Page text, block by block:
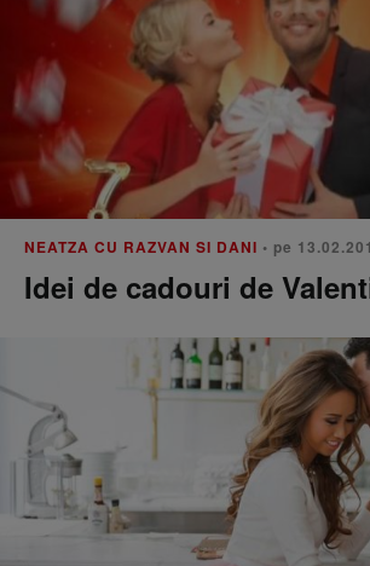
NEATZA CU RAZVAN SI DANI • pe
Idei de cadouri de